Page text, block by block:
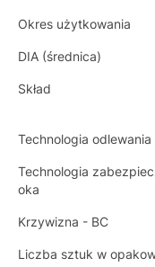
Okres użytkowania
DIA (średnica)
Skład
Technologia odlewania
Technologia
oka
Krzywizna - BC
Liczba sztuk w